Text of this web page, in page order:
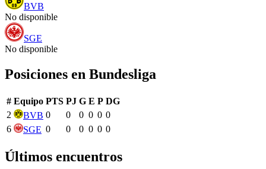
BVB
No disponible
SGE
No disponible
Posiciones en Bundesliga
# Equipo PTS PJ G E P DG
2
BVB 0 0 0 0 0 0
6
SGE 0 0 0 0 0 0
Últimos encuentros